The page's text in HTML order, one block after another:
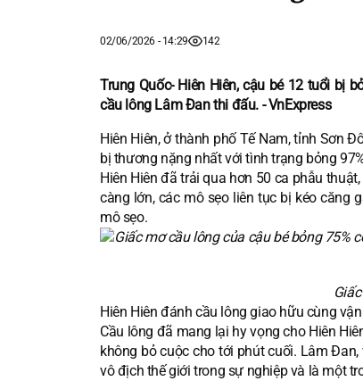
02/06/2026 - 14:29 142
Trung Quốc- Hiên Hiên, cậu bé 12 tuổi bị
cầu lông Lâm Đan thi đấu. - VnExpress
Hiên Hiên, ở thành phố Tế Nam, tỉnh Sơn
bị thương nặng nhất với tình trạng bỏng
Hiên Hiên đã trải qua hơn 50 ca phẫu
càng lớn, các mô sẹo liên tục bị kéo căng
mô sẹo.
Hiên Hiên đánh cầu lông giao hữu cùng
Cầu lông đã mang lại hy vọng cho Hiên
không bỏ cuộc cho tới phút cuối. Lâm
vô địch thế giới trong sự nghiệp và là một